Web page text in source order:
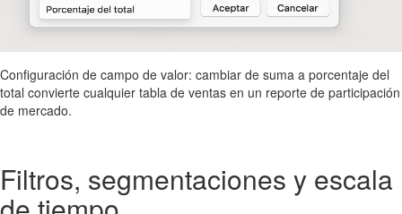
Configuración de campo de valor: cambiar de suma a porcentaje del
total convierte cualquier tabla de ventas en un reporte de participación
de mercado.
Filtros, segmentaciones y escala